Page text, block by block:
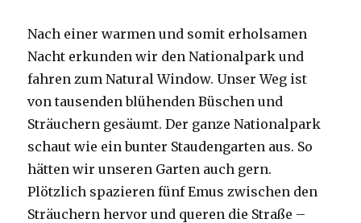
Nach einer warmen und somit erholsamen
Nacht erkunden wir den Nationalpark und
fahren zum Natural Window. Unser Weg ist
von tausenden blühenden Büschen und
Sträuchern gesäumt. Der ganze Nationalpark
schaut wie ein bunter Staudengarten aus. So
hätten wir unseren Garten auch gern.
Plötzlich spazieren fünf Emus zwischen den
Sträuchern hervor und queren die Straße –